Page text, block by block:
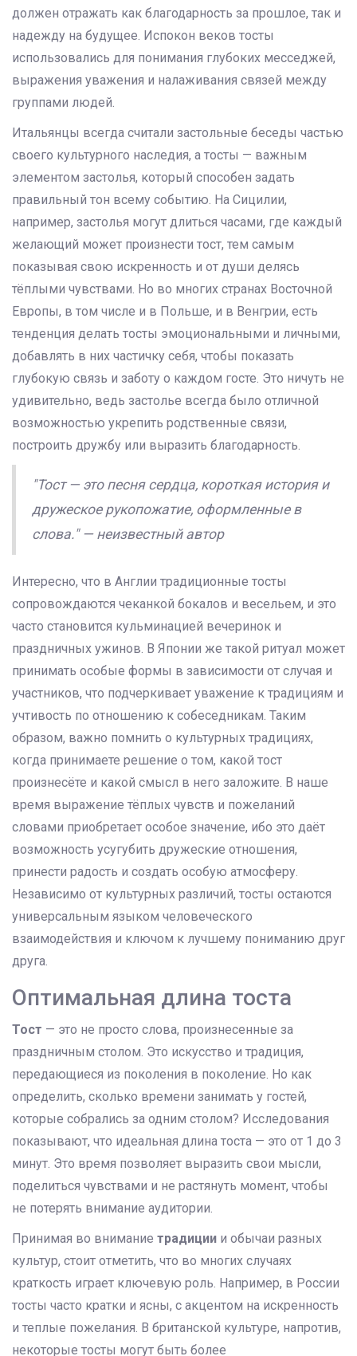
должен отражать как благодарность за прошлое, так и
надежду на будущее. Испокон веков тосты
использовались для понимания глубоких месседжей,
выражения уважения и налаживания связей между
группами людей.
Итальянцы всегда считали застольные беседы частью
своего культурного наследия, а тосты — важным
элементом застолья, который способен задать
правильный тон всему событию. На Сицилии,
например, застолья могут длиться часами, где каждый
желающий может произнести тост, тем самым
показывая свою искренность и от души делясь
тёплыми чувствами. Но во многих странах Восточной
Европы, в том числе и в Польше, и в Венгрии, есть
тенденция делать тосты эмоциональными и личными,
добавлять в них частичку себя, чтобы показать
глубокую связь и заботу о каждом госте. Это ничуть не
удивительно, ведь застолье всегда было отличной
возможностью укрепить родственные связи,
построить дружбу или выразить благодарность.
"Тост — это песня сердца, короткая история и
дружеское рукопожатие, оформленные в
слова." — неизвестный автор
Интересно, что в Англии традиционные тосты
сопровождаются чеканкой бокалов и весельем, и это
часто становится кульминацией вечеринок и
праздничных ужинов. В Японии же такой ритуал может
принимать особые формы в зависимости от случая и
участников, что подчеркивает уважение к традициям и
учтивость по отношению к собеседникам. Таким
образом, важно помнить о культурных традициях,
когда принимаете решение о том, какой тост
произнесёте и какой смысл в него заложите. В наше
время выражение тёплых чувств и пожеланий
словами приобретает особое значение, ибо это даёт
возможность усугубить дружеские отношения,
принести радость и создать особую атмосферу.
Независимо от культурных различий, тосты остаются
универсальным языком человеческого
взаимодействия и ключом к лучшему пониманию друг
друга.
Оптимальная длина тоста
Тост — это не просто слова, произнесенные за
праздничным столом. Это искусство и традиция,
передающиеся из поколения в поколение. Но как
определить, сколько времени занимать у гостей,
которые собрались за одним столом? Исследования
показывают, что идеальная длина тоста — это от 1 до 3
минут. Это время позволяет выразить свои мысли,
поделиться чувствами и не растянуть момент, чтобы
не потерять внимание аудитории.
Принимая во внимание традиции и обычаи разных
культур, стоит отметить, что во многих случаях
краткость играет ключевую роль. Например, в России
тосты часто кратки и ясны, с акцентом на искренность
и теплые пожелания. В британской культуре, напротив,
некоторые тосты могут быть более